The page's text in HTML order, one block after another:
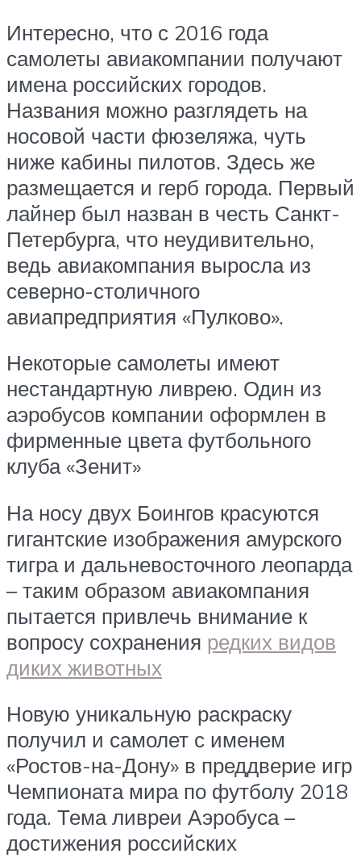
Интересно, что с 2016 года
самолеты авиакомпании получают
имена российских городов.
Названия можно разглядеть на
носовой части фюзеляжа, чуть
ниже кабины пилотов. Здесь же
размещается и герб города. Первый
лайнер был назван в честь Санкт-
Петербурга, что неудивительно,
ведь авиакомпания выросла из
северно-столичного
авиапредприятия «Пулково».
Некоторые самолеты имеют
нестандартную ливрею. Один из
аэробусов компании оформлен в
фирменные цвета футбольного
клуба «Зенит»
На носу двух Боингов красуются
гигантские изображения амурского
тигра и дальневосточного леопарда
– таким образом авиакомпания
пытается привлечь внимание к
вопросу сохранения редких видов
диких животных
Новую уникальную раскраску
получил и самолет с именем
«Ростов-на-Дону» в преддверие игр
Чемпионата мира по футболу 2018
года. Тема ливреи Аэробуса –
достижения российских